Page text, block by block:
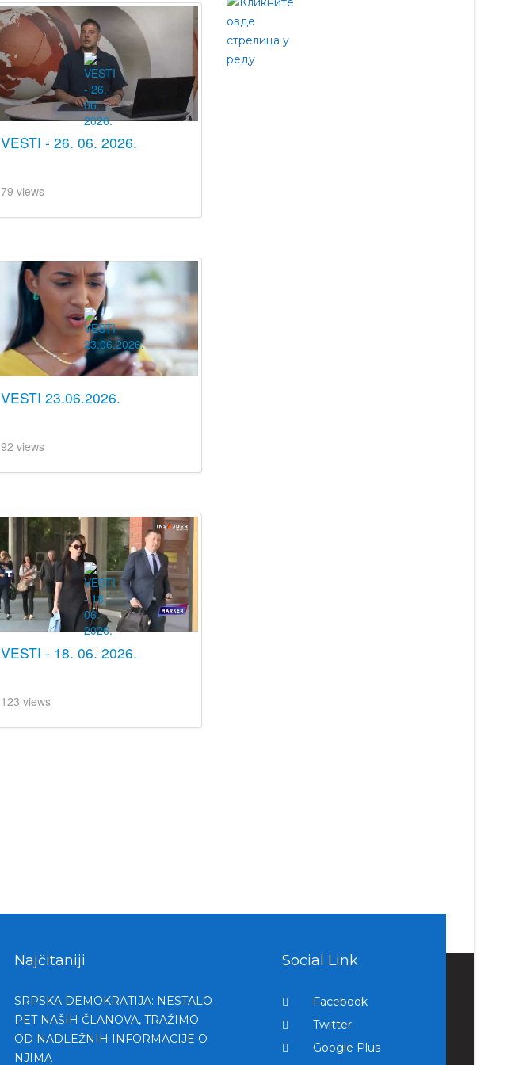
VESTI - 26. 06. 2026.
79 views
VESTI 23.06.2026.
92 views
VESTI - 18. 06. 2026.
123 views
Najčitaniji
SRPSKA DEMOKRATIJA: NESTALO
PET NAŠIH ČLANOVA, TRAŽIMO
OD NADLEŽNIH INFORMACIJE O
NJIMA
Social Link
Facebook
Twitter
Google Plus